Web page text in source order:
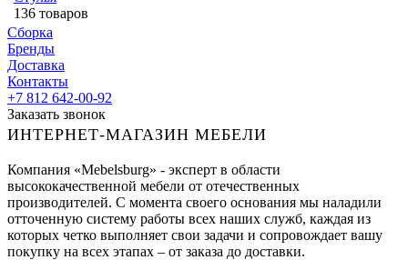
136 товаров
Сборка
Бренды
Доставка
Контакты
+7 812 642-00-92
Заказать звонок
ИНТЕРНЕТ-МАГАЗИН МЕБЕЛИ
Компания «Mebelsburg» - эксперт в области
высококачественной мебели от отечественных
производителей. С момента своего основания мы наладили
отточенную систему работы всех наших служб, каждая из
которых четко выполняет свои задачи и сопровождает вашу
покупку на всех этапах – от заказа до доставки.